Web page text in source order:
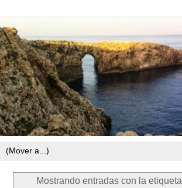
Mostrando entradas con la etiqueta